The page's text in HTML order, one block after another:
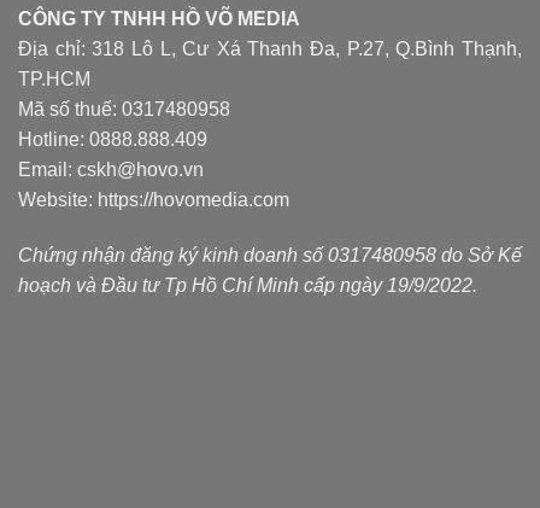
CÔNG TY TNHH HỒ VÕ MEDIA
Địa chỉ: 318 Lô L, Cư Xá Thanh Đa, P.27, Q.Bình Thạnh,
TP.HCM
Mã số thuế: 0317480958
Hotline: 0888.888.409
Email: cskh@hovo.vn
Website: https://hovomedia.com
Chứng nhận đăng ký kinh doanh số 0317480958 do Sở Kế
hoạch và Đầu tư Tp Hồ Chí Minh cấp ngày 19/9/2022.